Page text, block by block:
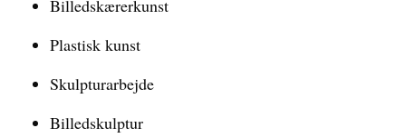
Billedskærerkunst
Plastisk kunst
Skulpturarbejde
Billedskulptur